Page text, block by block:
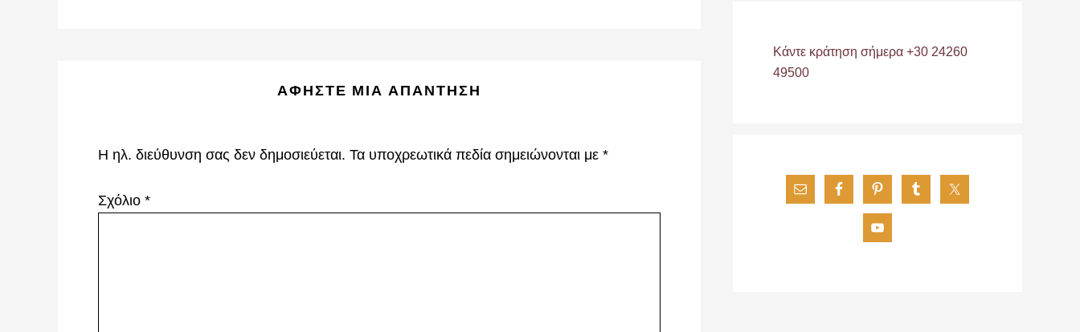
ΑΦΉΣΤΕ ΜΙΑ ΑΠΆΝΤΗΣΗ
Η ηλ. διεύθυνση σας δεν δημοσιεύεται. Τα υποχρεωτικά πεδία σημειώνονται με *
Σχόλιο *
Κάντε κράτηση σήμερα +30 24260
49500